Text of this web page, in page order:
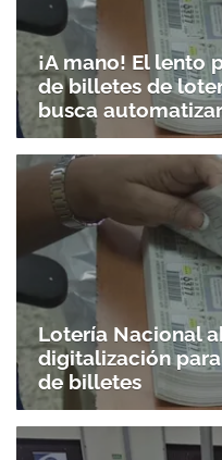
Gracias por
¡A mano! El lento
de billetes de
busca automatizar
Lotería Nacional
digitalización
de billetes